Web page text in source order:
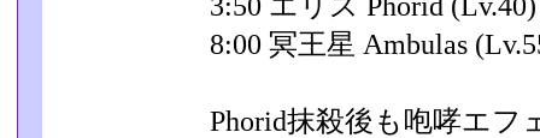
8:00 冥王星 Ambulas
Phorid抹殺後も咆哮エ